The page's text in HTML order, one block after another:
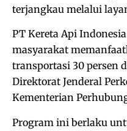
terjangkau melalui
PT Kereta Api
masyarakat
transportasi 30 persen
Direktorat Jenderal
Kementerian
Program ini berlaku